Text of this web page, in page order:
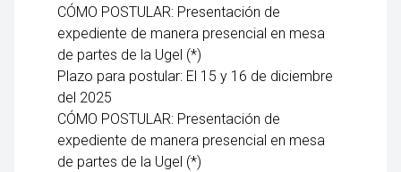
CÓMO POSTULAR: Presentación de
expediente de manera presencial en mesa
de partes de la Ugel (*)
Plazo para postular: El 15 y 16 de diciembre
del 2025
CÓMO POSTULAR: Presentación de
expediente de manera presencial en mesa
de partes de la Ugel (*)